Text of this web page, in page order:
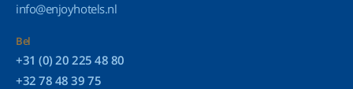
info@enjoyhotels.nl
Bel
+31 (0) 20 225 48 80
+32 78 48 39 75